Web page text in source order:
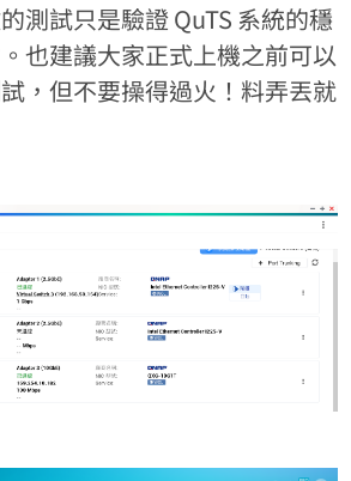
測試只是驗證 QuTS 系統的穩
也建議大家正式上機之前可以
，但不要操得過火！料弄丟就